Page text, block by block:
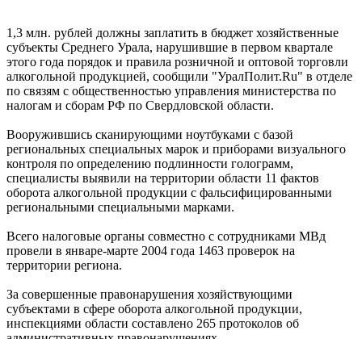
1,3 млн. рублей должны заплатить в бюджет хозяйственные
субъекты Среднего Урала, нарушившие в первом квартале
этого года порядок и правила розничной и оптовой торговли
алкогольной продукцией, сообщили "УралПолит.Ru" в отделе
по связям с общественностью управления министерства по
налогам и сборам РФ по Свердловской области.
Вооружившись сканирующими ноутбуками с базой
региональных специальных марок и приборами визуального
контроля по определению подлинности голограмм,
специалисты выявили на территории области 11 фактов
оборота алкогольной продукции с фальсифицированными
региональными специальными марками.
Всего налоговые органы совместно с сотрудниками МВд
провели в январе-марте 2004 года 1463 проверок на
территории региона.
За совершенные правонарушения хозяйствующими
субъектами в сфере оборота алкогольной продукции,
инспекциями области составлено 265 протоколов об